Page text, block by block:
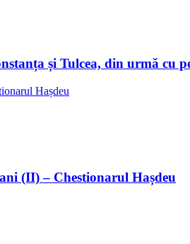
și Tulcea, din urmă cu
(II) – Chestionarul Hașdeu